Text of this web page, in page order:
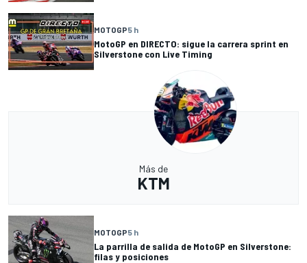
MOTOGP5 h
MotoGP en DIRECTO: sigue la carrera sprint en
Silverstone con Live Timing
Más de
KTM
MOTOGP5 h
La parrilla de salida de MotoGP en Silverstone:
filas y posiciones